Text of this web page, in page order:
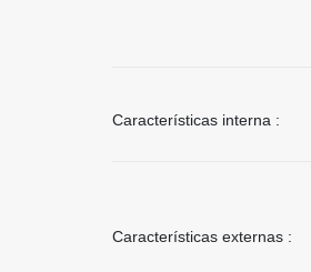
Características interna :
Características externas :